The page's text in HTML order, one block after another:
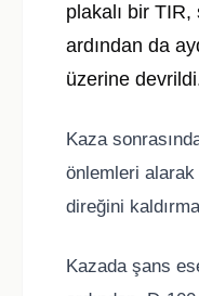
plakalı bir
ardından da
üzerine
Kaza
önlemleri alarak
direğini
Kazada şans